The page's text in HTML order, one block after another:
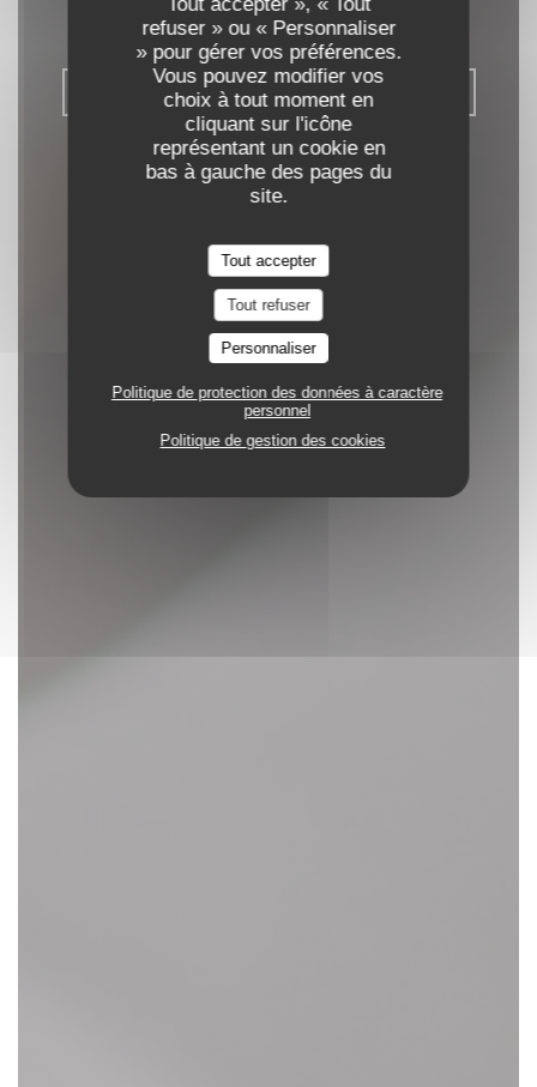
refuser » ou « Personnaliser
» pour gérer vos préférences.
Vous pouvez modifier vos
choix à tout moment en
cliquant sur l'icône
représentant un cookie en
bas à gauche des pages du
site.
Tout accepter
Tout refuser
Personnaliser
Politique de protection des données à caractère
personnel
Politique de gestion des cookies
|BORDEAUX
RÉSERVER